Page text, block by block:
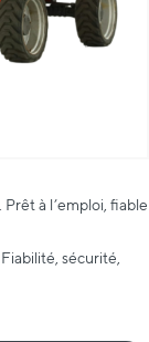
. Prêt à l’emploi, fiable
. Fiabilité, sécurité,